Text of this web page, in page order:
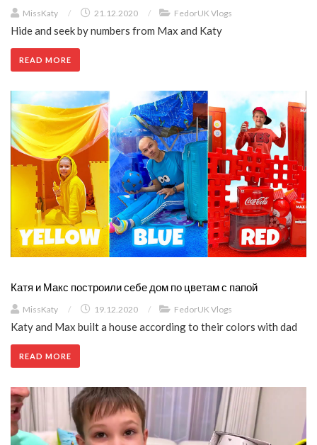
MissKaty / 21.12.2020 / FedorUK Vlogs
Hide and seek by numbers from Max and Katy
READ MORE
Катя и Макс построили себе дом по цветам с папой
MissKaty / 19.12.2020 / FedorUK Vlogs
Katy and Max built a house according to their colors with dad
READ MORE